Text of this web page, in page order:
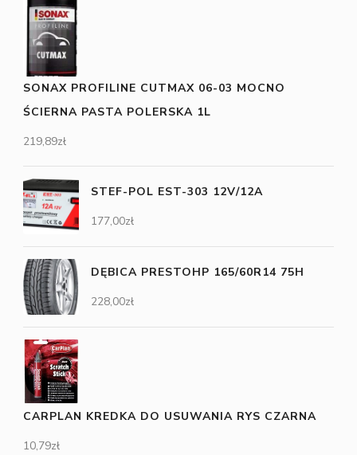
SONAX PROFILINE CUTMAX 06-03 MOCNO
ŚCIERNA PASTA POLERSKA 1L
219,89zł
STEF-POL EST-303 12V/12A
177,00zł
DĘBICA PRESTOHP 165/60R14 75H
228,00zł
CARPLAN KREDKA DO USUWANIA RYS CZARNA
10,79zł